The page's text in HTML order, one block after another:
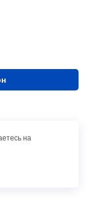
на